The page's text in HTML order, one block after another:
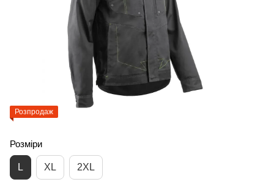
Розпродаж
Розміри
L XL 2XL